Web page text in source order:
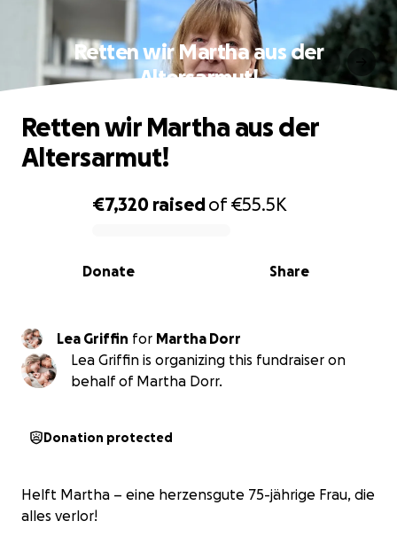
Retten wir Martha aus der
Altersarmut!
0% complete
€7,320 raisedof€55.5K
Share
Donate
Retten wir Martha aus der
Altersarmut!
Lea Griffin for Martha Dorr
Lea Griffin is organizing this fundraiser on
behalf of Martha Dorr.
Donation protected
Helft Martha – eine herzensgute 75-jährige Frau, die
alles verlor!